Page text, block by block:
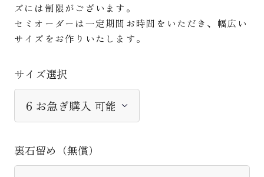
ズには制限がございます。
セミオーダーは一定期間お時間をいただき、幅広い
サイズをお作りいたします。
サイズ選択
裏石留め（無償）